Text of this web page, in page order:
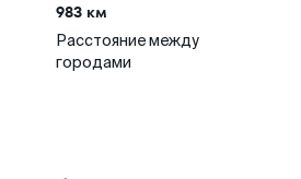
983 км
Расстояние между
городами